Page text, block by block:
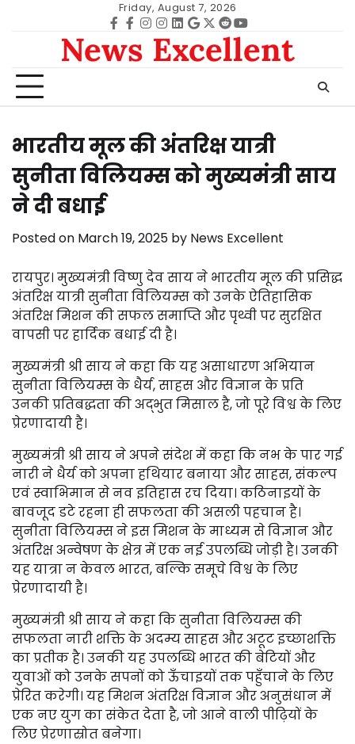
Friday, August 7, 2026
Facebook
facebook
Instagram
instagram
Linkedin
google
Twitter
redditYoutube
News Excellent
भारतीय मूल की अंतरिक्ष यात्री
सुनीता विलियम्स को मुख्यमंत्री साय
ने दी बधाई
Posted on March 19, 2025 by News Excellent
रायपुर। मुख्यमंत्री विष्णु देव साय ने भारतीय मूल की प्रसिद्ध
अंतरिक्ष यात्री सुनीता विलियम्स को उनके ऐतिहासिक
अंतरिक्ष मिशन की सफल समाप्ति और पृथ्वी पर सुरक्षित
वापसी पर हार्दिक बधाई दी है।
मुख्यमंत्री श्री साय ने कहा कि यह असाधारण अभियान
सुनीता विलियम्स के धैर्य, साहस और विज्ञान के प्रति
उनकी प्रतिबद्धता की अद्भुत मिसाल है, जो पूरे विश्व के लिए
प्रेरणादायी है।
मुख्यमंत्री श्री साय ने अपने संदेश में कहा कि नभ के पार गई
नारी ने धैर्य को अपना हथियार बनाया और साहस, संकल्प
एवं स्वाभिमान से नव इतिहास रच दिया। कठिनाइयों के
बावजूद डटे रहना ही सफलता की असली पहचान है।
सुनीता विलियम्स ने इस मिशन के माध्यम से विज्ञान और
अंतरिक्ष अन्वेषण के क्षेत्र में एक नई उपलब्धि जोड़ी है। उनकी
यह यात्रा न केवल भारत, बल्कि समूचे विश्व के लिए
प्रेरणादायी है।
मुख्यमंत्री श्री साय ने कहा कि सुनीता विलियम्स की
सफलता नारी शक्ति के अदम्य साहस और अटूट इच्छाशक्ति
का प्रतीक है। उनकी यह उपलब्धि भारत की बेटियों और
युवाओं को उनके सपनों को ऊँचाइयों तक पहुँचाने के लिए
प्रेरित करेगी। यह मिशन अंतरिक्ष विज्ञान और अनुसंधान में
एक नए युग का संकेत देता है, जो आने वाली पीढ़ियों के
लिए प्रेरणास्रोत बनेगा।